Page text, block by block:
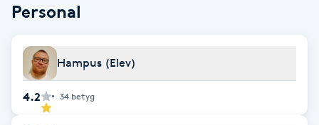
Enzympeeling
Personal
Hampus (Elev)
4.2 34 betyg